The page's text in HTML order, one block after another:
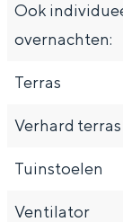
Ook
overnachten:
Terras
Verhard terras
Tuinstoelen
Ventilator